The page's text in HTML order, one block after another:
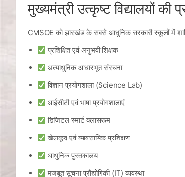
मुख्यमंत्री उत्कृष्ट विद्यालयों की
CMSOE को झारखंड के सबसे आधुनिक सरकारी स्कूलों में
प्रशिक्षित एवं अनुभवी शिक्षक
अत्याधुनिक आधारभूत संरचना
विज्ञान प्रयोगशाला (Science Lab)
आईसीटी एवं भाषा प्रयोगशालाएं
डिजिटल स्मार्ट क्लासरूम
खेलकूद एवं व्यावसायिक प्रशिक्षण
आधुनिक पुस्तकालय
मजबूत सूचना प्रौद्योगिकी (IT) व्यवस्था